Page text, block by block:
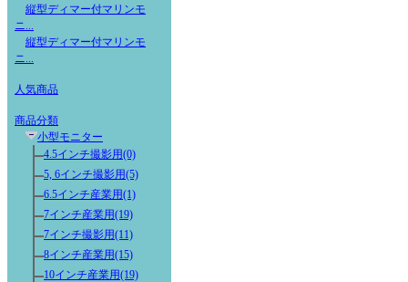
縦型ディマー付マリンモ
ニ...
縦型ディマー付マリンモ
ニ...
人気商品
商品分類
小型モニター
4.5インチ撮影用(0)
5, 6インチ撮影用(5)
6.5インチ産業用(1)
7インチ産業用(19)
7インチ撮影用(11)
8インチ産業用(15)
10インチ産業用(19)